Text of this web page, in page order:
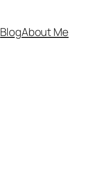
BlogAbout Me